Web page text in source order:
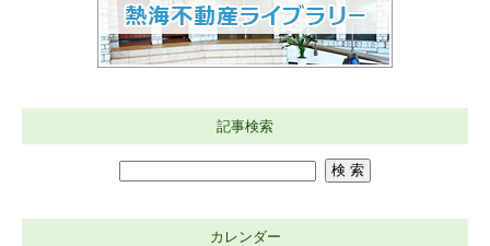
記事検索
カレンダー